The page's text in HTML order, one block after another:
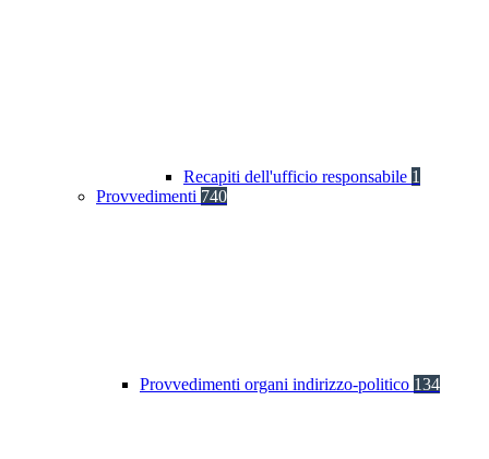
Recapiti dell'ufficio responsabile 1
Provvedimenti 740
Provvedimenti organi indirizzo-politico 134